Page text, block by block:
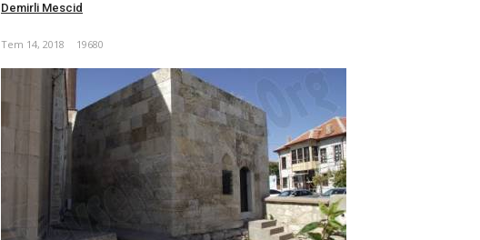
Demirli Mescid
Tem 14, 2018 19680